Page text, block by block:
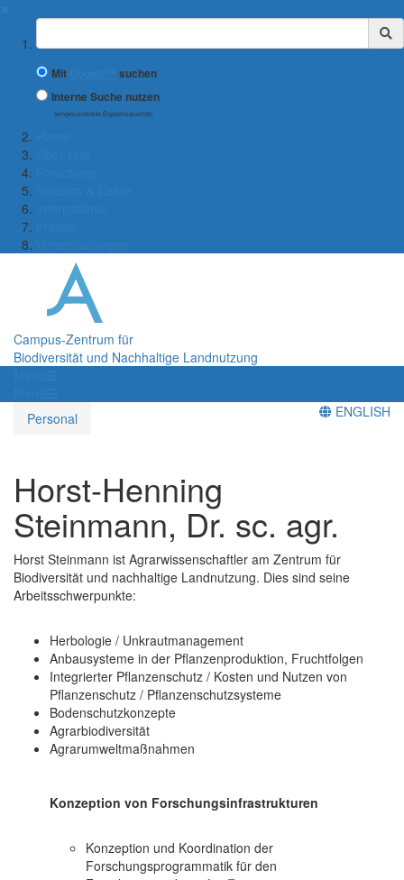
Suchbegriff
Mit
suchen
Interne Suche nutzen
(eingeschränkte Ergebnisqualität)
Campus-Zentrum für
Biodiversität und Nachhaltige Landnutzung
Personal
ENGLISH
Horst-Henning
Steinmann, Dr. sc. agr.
Horst Steinmann ist Agrarwissenschaftler am Zentrum für
Biodiversität und nachhaltige Landnutzung. Dies sind seine
Arbeitsschwerpunkte:
Herbologie / Unkrautmanagement
Anbausysteme in der Pflanzenproduktion, Fruchtfolgen
Integrierter Pflanzenschutz / Kosten und Nutzen von
Pflanzenschutz / Pflanzenschutzsysteme
Bodenschutzkonzepte
Agrarbiodiversität
Agrarumweltmaßnahmen
Konzeption von Forschungsinfrastrukturen
Konzeption und Koordination der
Forschungsprogrammatik für den